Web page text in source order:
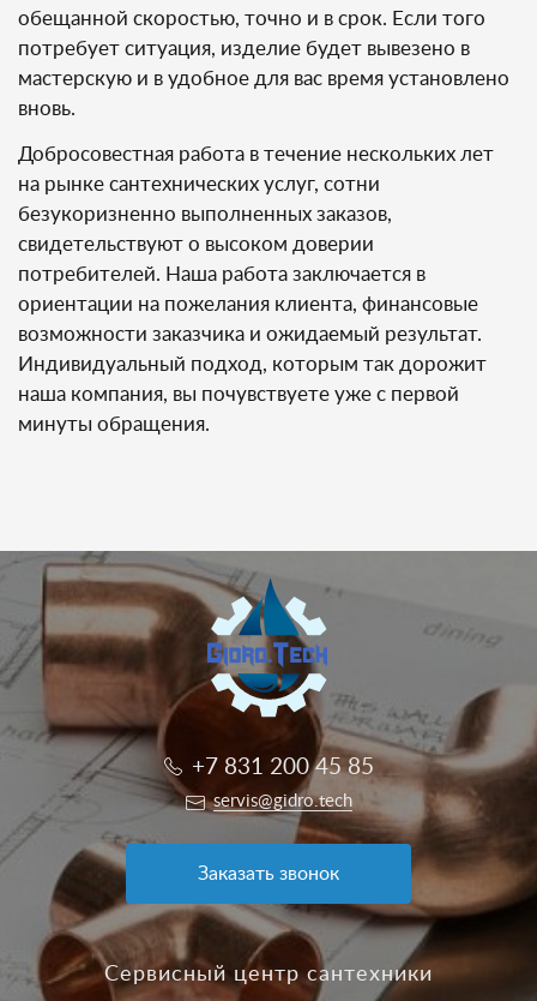
обещанной скоростью, точно и в срок. Если того
потребует ситуация, изделие будет вывезено в
мастерскую и в удобное для вас время установлено
вновь.
Добросовестная работа в течение нескольких лет
на рынке сантехнических услуг, сотни
безукоризненно выполненных заказов,
свидетельствуют о высоком доверии
потребителей. Наша работа заключается в
ориентации на пожелания клиента, финансовые
возможности заказчика и ожидаемый результат.
Индивидуальный подход, которым так дорожит
наша компания, вы почувствуете уже с первой
минуты обращения.
+7 831 200 45 85
servis@gidro.tech
Заказать звонок
Сервисный центр сантехники